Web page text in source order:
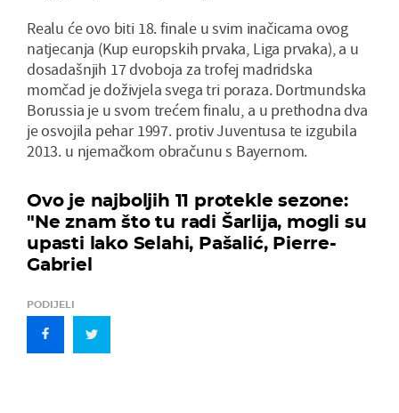
Realu će ovo biti 18. finale u svim inačicama ovog
natjecanja (Kup europskih prvaka, Liga prvaka), a u
dosadašnjih 17 dvoboja za trofej madridska
momčad je doživjela svega tri poraza. Dortmundska
Borussia je u svom trećem finalu, a u prethodna dva
je osvojila pehar 1997. protiv Juventusa te izgubila
2013. u njemačkom obračunu s Bayernom.
Ovo je najboljih 11 protekle sezone:
"Ne znam što tu radi Šarlija, mogli su
upasti lako Selahi, Pašalić, Pierre-
Gabriel
PODIJELI